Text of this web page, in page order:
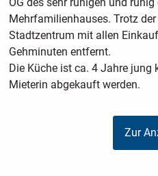
Mehrfamilienhauses. Trotz
Stadtzentrum mit allen
Gehminuten entfernt.
Die Küche ist ca. 4 Jahre jung
Mieterin abgekauft werden.
Zur